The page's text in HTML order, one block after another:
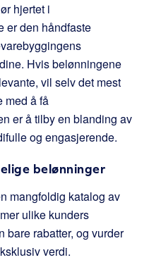
hjertet i
er den håndfaste
Hvis belønningene
vil selv det mest
med å få
er å tilby en blanding av
og engasjerende.
belønninger
mangfoldig katalog av
ulike kunders
bare rabatter, og vurder
verdi.